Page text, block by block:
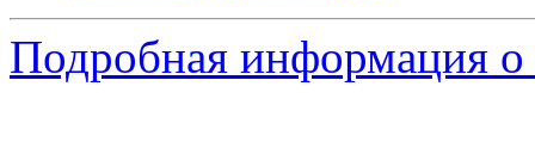
Подробная информация о